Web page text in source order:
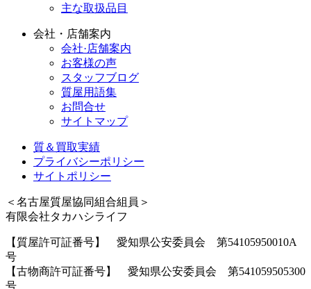
主な取扱品目
会社・店舗案内
会社·店舗案内
お客様の声
スタッフブログ
質屋用語集
お問合せ
サイトマップ
質＆買取実績
プライバシーポリシー
サイトポリシー
＜名古屋質屋協同組合組員＞
有限会社タカハシライフ
【質屋許可証番号】 愛知県公安委員会 第54105950010A
号
【古物商許可証番号】 愛知県公安委員会 第541059505300
号